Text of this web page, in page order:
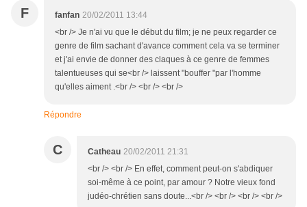
F fanfan 20/02/2011 13:44
<br /> Je n'ai vu que le début du film; je ne peux regarder ce
genre de film sachant d'avance comment cela va se terminer
et j'ai envie de donner des claques à ce genre de femmes
talentueuses qui se<br /> laissent "bouffer "par l'homme
qu'elles aiment .<br /> <br /> <br />
Répondre
C Catheau 20/02/2011 21:31
<br /> <br /> En effet, comment peut-on s'abdiquer
soi-même à ce point, par amour ? Notre vieux fond
judéo-chrétien sans doute...<br /> <br /> <br /> <br />